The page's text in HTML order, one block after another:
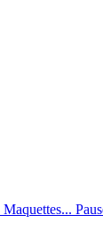
Maquettes...